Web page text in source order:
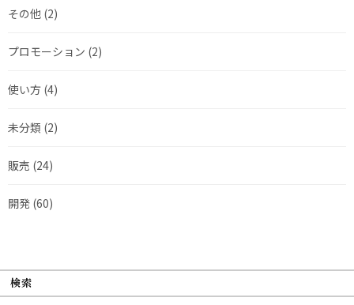
その他 (2)
プロモーション (2)
使い方 (4)
未分類 (2)
販売 (24)
開発 (60)
検索